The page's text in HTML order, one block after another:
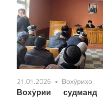
21.01.2026 Вохӯриҳо
Вохӯрии